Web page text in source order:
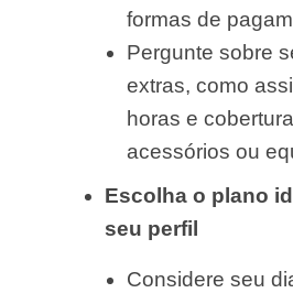
formas de
Pergunte sobre
extras, como
horas e
acessórios ou
Escolha o plano
seu perfil
Considere seu